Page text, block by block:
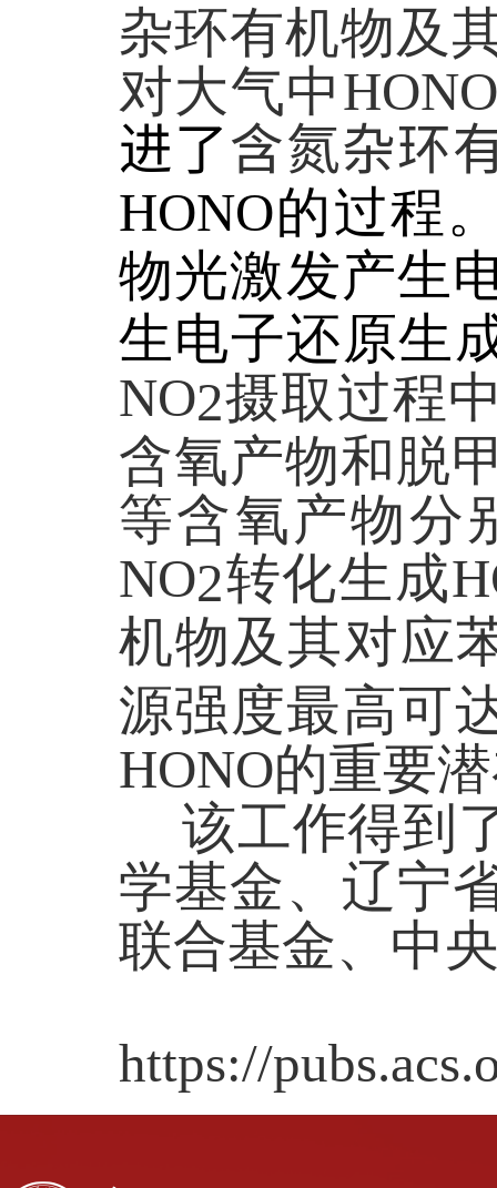
杂环有机物及
对大气中HONO
进了含氮杂环
HONO的过程
物光激发产生
生电子还原生
NO2摄取过程
含氧产物和脱
等含氧产物分
NO2转化生成
机物及其对应
源强度最高可
HONO的重要
该工作得到
学基金、辽宁
联合基金、中
https://